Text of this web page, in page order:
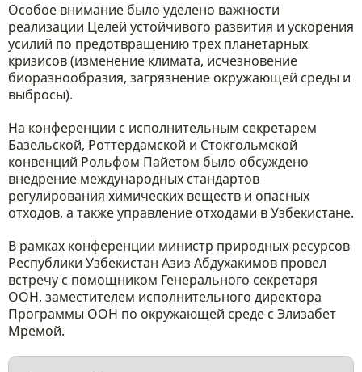
Особое внимание было уделено важности
реализации Целей устойчивого развития и ускорения
усилий по предотвращению трех планетарных
кризисов (изменение климата, исчезновение
биоразнообразия, загрязнение окружающей среды и
выбросы).
На конференции с исполнительным секретарем
Базельской, Роттердамской и Стокгольмской
конвенций Рольфом Пайетом было обсуждено
внедрение международных стандартов
регулирования химических веществ и опасных
отходов, а также управление отходами в Узбекистане.
В рамках конференции министр природных ресурсов
Республики Узбекистан Азиз Абдухакимов провел
встречу с помощником Генерального секретаря
ООН, заместителем исполнительного директора
Программы ООН по окружающей среде с Элизабет
Мремой.